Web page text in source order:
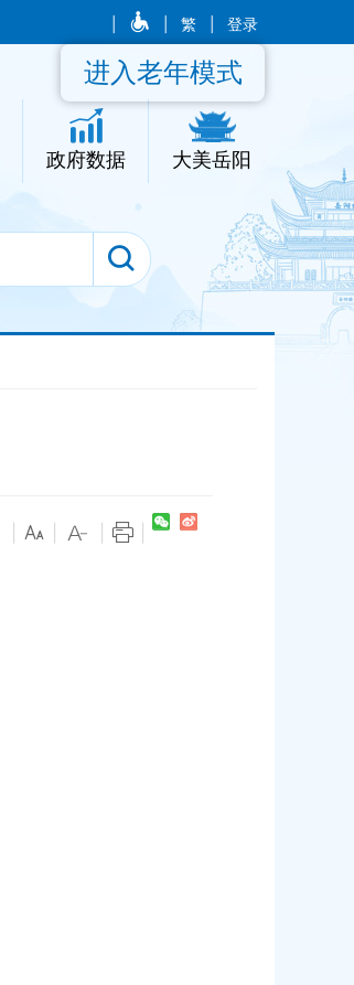
繁 登录
政府数据 大美岳阳
进入老年模式